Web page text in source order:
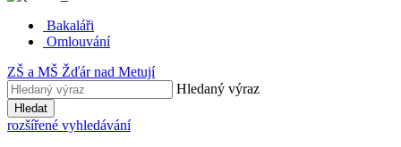
Bakaláři
Omlouvání
ZŠ a MŠ Žďár nad Metují
Hledaný výraz
Hledat
rozšířené vyhledávání